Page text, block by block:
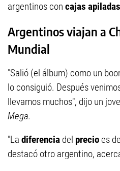
argentinos con cajas apiladas
Argentinos viajan a
Mundial
"Salió (el álbum) como un
lo consiguió. Después
llevamos muchos", dijo un
Mega.
"La diferencia del precioes
destacó otro argentino,